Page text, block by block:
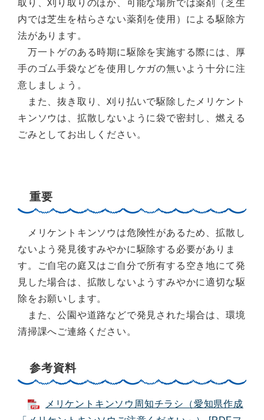
取り、刈り取りのほか、可能な場所では薬剤（芝生
内では芝生を枯らさない薬剤を使用）による駆除方
法があります。
万一トゲのある時期に駆除を実施する際には、厚
手のゴム手袋などを使用しケガの無いよう十分に注
意しましょう。
また、抜き取り、刈り払いで駆除したメリケント
キンソウは、拡散しないように袋で密封し、燃える
ごみとしてお出しください。
重要
メリケントキンソウは危険性があるため、拡散し
ないよう発見後すみやかに駆除する必要がありま
す。ご自宅の庭又はご自分で所有する空き地にて発
見した場合は、拡散しないようすみやかに適切な駆
除をお願いします。
また、公園や道路などで発見された場合は、環境
清掃課へご連絡ください。
参考資料
メリケントキンソウ周知チラシ（愛知県作成